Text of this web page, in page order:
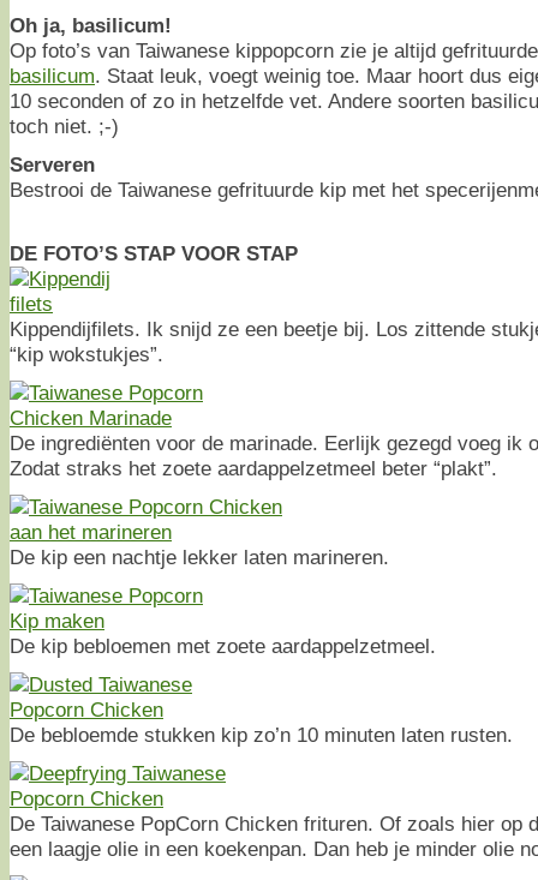
Oh ja, basilicum!
Op foto’s van Taiwanese kippopcorn zie je altijd
basilicum. Staat leuk, voegt weinig toe. Maar hoort dus
10 seconden of zo in hetzelfde vet. Andere soorten
toch niet. ;-)
Serveren
Bestrooi de Taiwanese gefrituurde kip met het
DE FOTO’S STAP VOOR STAP
Kippendijfilets. Ik snijd ze een beetje bij. Los zittende
“kip wokstukjes”.
De ingrediënten voor de marinade. Eerlijk gezegd voeg ik
Zodat straks het zoete aardappelzetmeel beter “plakt”.
De kip een nachtje lekker laten marineren.
De kip bebloemen met zoete aardappelzetmeel.
De bebloemde stukken kip zo’n 10 minuten laten rusten.
De Taiwanese PopCorn Chicken frituren. Of zoals hier op
een laagje olie in een koekenpan. Dan heb je minder olie